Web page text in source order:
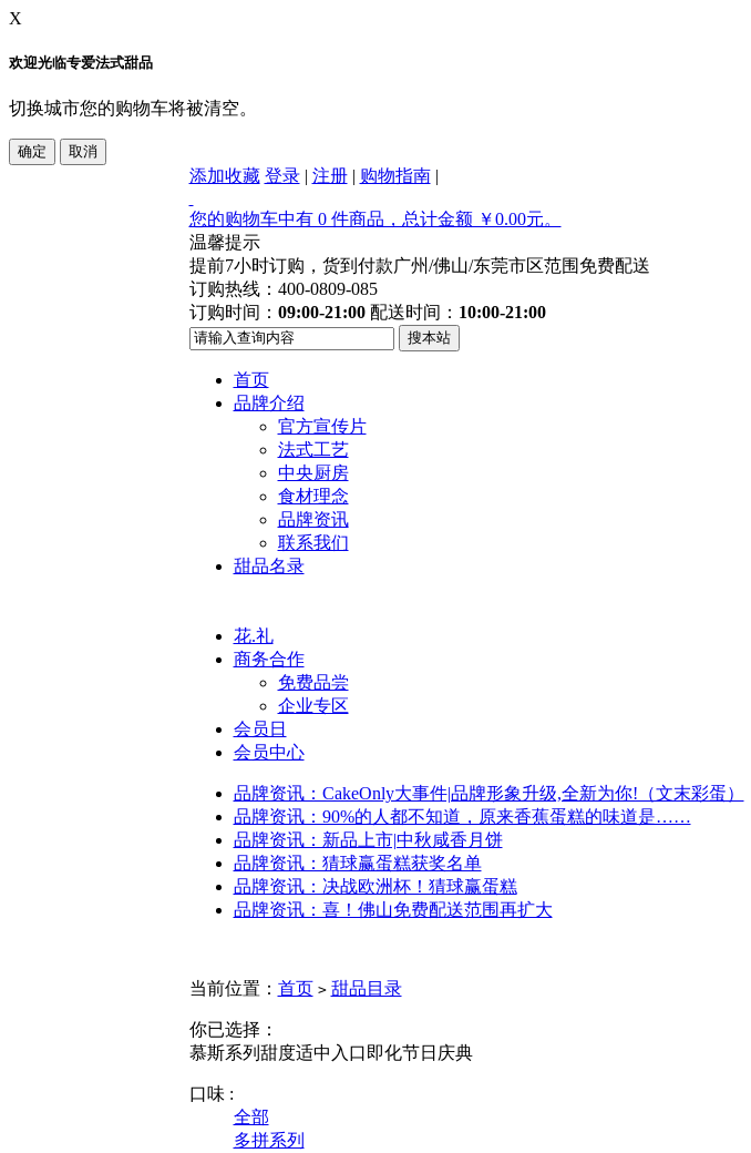
X
欢迎光临专爱法式甜品
切换城市您的购物车将被清空。
添加收藏 登录| 注册| 购物指南|
您的购物车中有 0 件商品，总计金额 ￥0.00元。
温馨提示
提前7小时订购，货到付款广州/佛山/东莞市区范围免费配送
订购热线：400-0809-085
订购时间： 09:00-21:00配送时间： 10:00-21:00
首页
品牌介绍
官方宣传片
法式工艺
中央厨房
食材理念
品牌资讯
联系我们
甜品名录
花.礼
商务合作
免费品尝
企业专区
会员日
会员中心
品牌资讯：CakeOnly大事件|品牌形象升级,全新为你!（文末彩蛋）
品牌资讯：90%的人都不知道，原来香蕉蛋糕的味道是……
品牌资讯：新品上市|中秋咸香月饼
品牌资讯：猜球赢蛋糕获奖名单
品牌资讯：决战欧洲杯！猜球赢蛋糕
品牌资讯：喜！佛山免费配送范围再扩大
当前位置： 首页 > 甜品目录
你已选择：
慕斯系列 甜度适中 入口即化节日庆典
口味 :
全部
多拼系列